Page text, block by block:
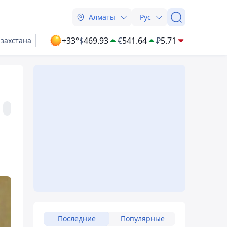
Алматы Рус
+33°$469.93 €541.64 ₽5.71
Последние Популярные